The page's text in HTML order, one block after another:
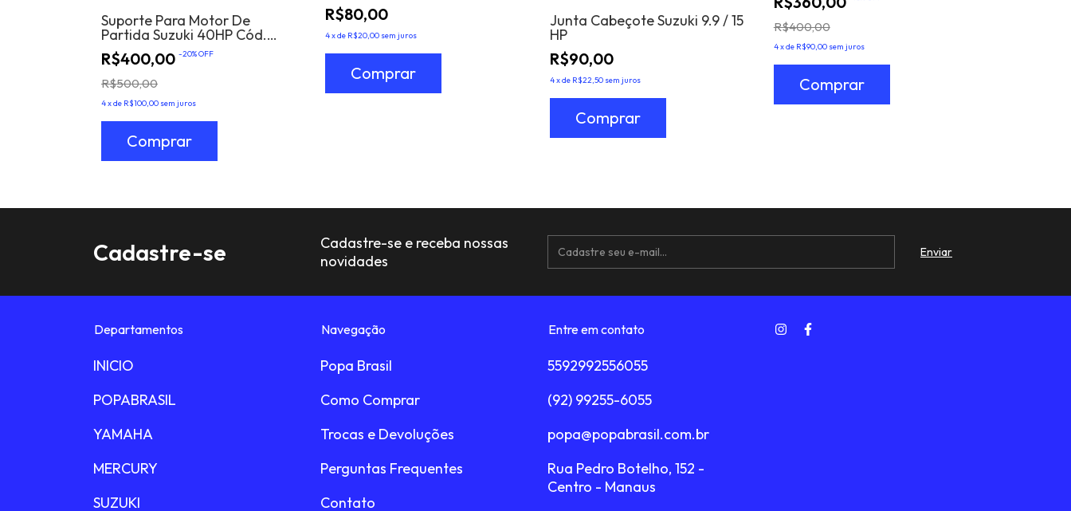
Suporte Para Motor De
Partida Suzuki 40HP Cód.
31911-92L00
R$400,00 -20%OFF
R$500,00
4xde R$100,00 sem juros
Superior
R$80,00
4xde R$20,00 sem juros
Junta Cabeçote Suzuki 9.9 / 15
HP
R$90,00
4xde R$22,50 sem juros
R$400,00
4xde R$90,00 sem juros
Cadastre-se
Cadastre-se e receba nossas
novidades
Departamentos
INICIO
POPABRASIL
YAMAHA
MERCURY
SUZUKI
Navegação
Popa Brasil
Como Comprar
Trocas e Devoluções
Perguntas Frequentes
Contato
Entre em contato
5592992556055
(92) 99255-6055
popa@popabrasil.com.br
Rua Pedro Botelho, 152 -
Centro - Manaus